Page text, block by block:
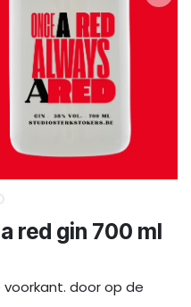
red gin 700 ml
door op de